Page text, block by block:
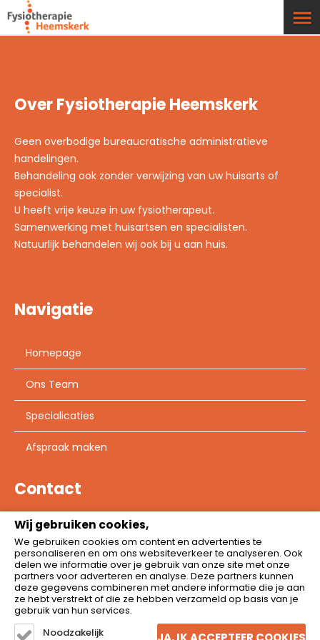
Over Fysiotherapie Heemskerk
Geen overbodige bureaucratische administratieve
handelingen.
Behandeling ook zonder verwijzing van uw huisarts of
specialist.
U heeft vrije keuze in uw fysiotherapeut.
Samenwerking met huisartsen en specialisten.
Natuurlijk behandelen wij ook bij u aan huis.
Navigatie
Homepage
Ons Team
Specialicaties
Afspraak maken
Contact
Joannes Wuijtiersstraat 33,
1962 VM Heemskerk
info@fysioheemskerk.nl
0251 – 23 10 96
Wij gebruiken cookies,
We gebruiken cookies om content en advertenties te
personaliseren en om ons websiteverkeer te analyseren. Ook
delen we informatie over je gebruik van onze site met onze
partners voor adverteren en analyse. Deze partners kunnen
deze gegevens combineren met andere informatie die je aan
ze hebt verstrekt of die ze hebben verzameld op basis van je
gebruik van hun services.
Noodzakelijk